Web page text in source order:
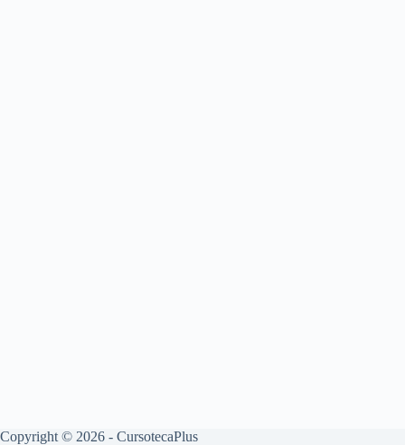
Copyright © 2026 - CursotecaPlus